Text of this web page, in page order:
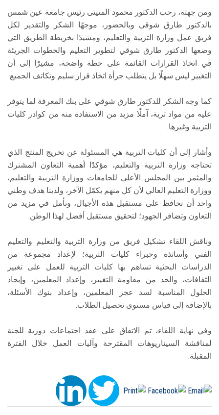
ومن جهته، رحب الدكتور محمود المتينى رئيس جامعة عين شمس
بالدكتور طارق شوقي وبالحضور، موجهًا الشكر والتقدير لكل
فريق عمل وزارة التربية والتعليم، ومشيدًا بخريطة الطريق التي
وضعها الدكتور طارق شوقي لتطوير التعليم والخطوات الجريئة
في اتخاذ القرارات القائمة على خطة واضحة، مشيرًا إلى أن
التغيير ليس سهلًا بل يتطلب جرأة اتخاذ قرار سليم وتكاتف الجميع.
كما وجه الشكر للدكتور طارق شوقي على بنك المعرفة لما يتوفر
عليه من مواد ثرية، آملًا مزيد من الاستفادة منه من كوادر كليات
التربية وغيرها.
وأشار إلى أن كليات التربية هي المسئولة عن تخريج المنتج الذي
تحتاجه وزارة التربية والتعليم، مؤكدًا أهمية التعاون المشترك
والمثمر بين المجلس الأعلى للجامعات ووزارة التربية والتعليم،
ووزارة التعليم العالي لأن كل منهم يكمّل الآخر، ولدينا هدف وطني
واحد أن نحافظ على مستقبل هذه الأجيال، ونأمل في مزيد من
التعاون وتضافر الجهود؛ لتحقيق مستقبل أفضل لهذا الوطن.
وناقش اللقاء تشكيل فريق من وزارة التربية والتعليم والتعليم
الفني وأساتذة وخبراء كليات التربية؛ لإعداد مجموعة من
الدراسات البحثية تساهم بها كليات التربية للعمل على تغيير
الثقافات، والحد من مقاومة التغيير، وإعداد المعلمين، وإيجاد
الحلول المناسبة لسد عجز المعلمين، وإعداد بنوك الأسئلة،
بالإضافة إلى قياس مستوى تحصيل الطلاب.
وفي نهاية اللقاء، تم الاتفاق على عقد اجتماعات دورية للجنة
لمناقشة السيناريوهات المقترحة وآليات العمل خلال الفترة
المقبلة.